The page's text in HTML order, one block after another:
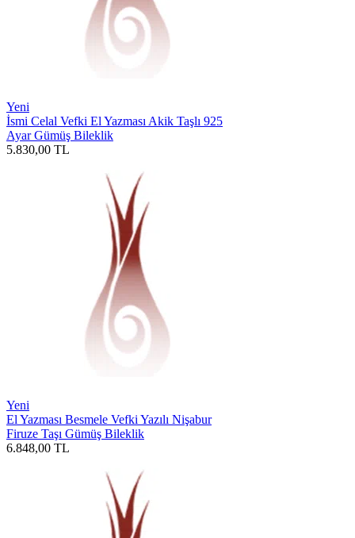
Yeni
İsmi Celal Vefki El Yazması Akik Taşlı 925
Ayar Gümüş Bileklik
5.830,00 TL
Yeni
El Yazması Besmele Vefki Yazılı Nişabur
Firuze Taşı Gümüş Bileklik
6.848,00 TL